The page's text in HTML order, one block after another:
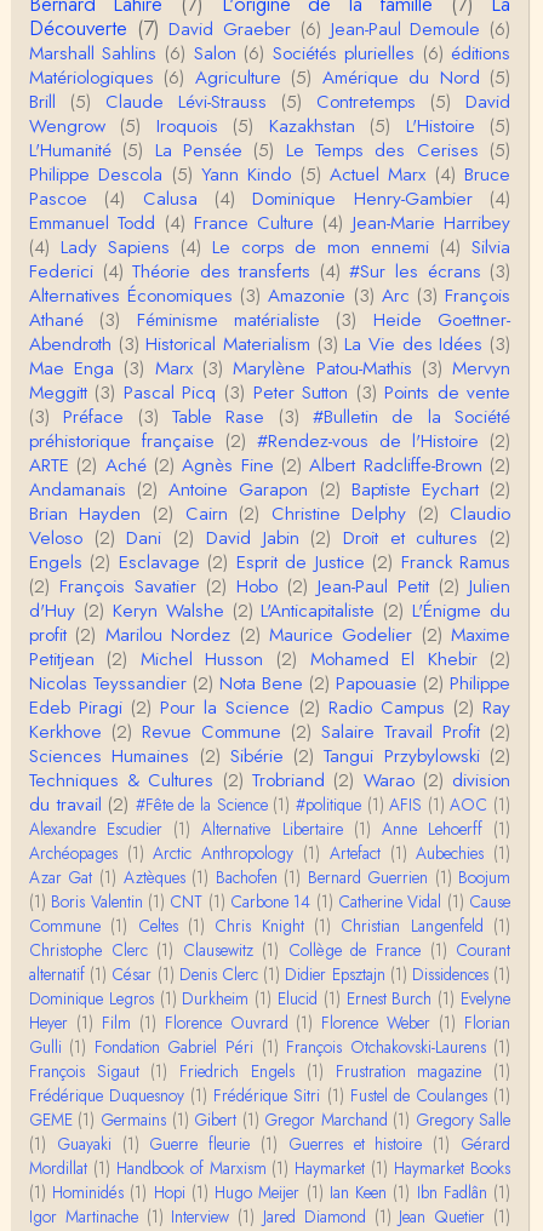
Tout à fait d'accord avec vous et quant à Leacock j
e n'ai lu qu'un de ses ouvrages et il…
Anonymous
Homo sapiens a clairement évolué depuis 300 00
0 ans. Tout d'abord, il y a la différence notable …
Christophe Darmangeat
Cet article apporte de l'eau à mon moulin (si j'ose
dire) en appuyant la réalité des torture…
roland chaudat
IROQUOIS CANNIBALISM: FACT NOT FICTIONTho
mas S. AblerUniversity of WaterlooBien que ce text
e ne comp…
roland chaudat
Merci de relever ma généralisation hâtive en ce qu
i concerne une hypothétique proportion relative e
n…
Christophe Darmangeat
Pour ce qui est des effets de la variole, ils ont en
effet été catastrophiques 'une manière géné…
Roland Chaudat
L'histoire des populations autochtones profite certai
nement de ces reconstitutions dont la visit…
Anonymous
Je viens de regarder une vidéo de Pascal Picq sur
"le blob" à l'instant. Mon premier r…
Yves Le Dantec
En effet, par "hiérarchie" j'entendais surtout ce que
tu entends dans ton second point…
Claude Julien
« Nous n’avons pas cessé, de toute évidence, d’êt
re ‘ethnocentriques’. Mais nous n’en sommes pas m
oi…
Christophe Darmangeat
Encore une fois, l'histoire de la hiérarchie ne me s
emble pas être le bon angle de discussion – …
Christophe Darmangeat
Évidemment, de toute façon c'est toujours de ma f
aute. ;-)
Damian
Merci de ta réponse ! Pour les pénis, c'est de cell
es qu'on écarte, car dans une société pat…
Découverte (7) David Graeber (6) Jean-Paul Demoule (6)
Marshall Sahlins (6) Salon (6) Sociétés plurielles (6) éditions
Matériologiques (6) Agriculture (5) Amérique du Nord (5)
Brill
(5) Claude Lévi-Strauss (5) Contretemps (5)
David
Wengrow (5) Iroquois (5) Kazakhstan (5) L'Histoire
(5)
L'Humanité (5) La Pensée (5) Le Temps des Cerises (5)
Philippe Descola (5) Yann Kindo (5) Actuel Marx (4) Bruce
Pascoe
(4) Calusa (4) Dominique Henry-Gambier
(4)
Emmanuel Todd (4) France Culture (4) Jean-Marie Harribey
(4) Lady Sapiens (4) Le corps de mon ennemi (4) Silvia
Federici (4) Théorie des transferts (4) #Sur les écrans (3)
Alternatives Économiques (3) Amazonie (3) Arc (3) François
Athané
(3) Féminisme matérialiste (3)
Heide Goettner-
Abendroth (3) Historical Materialism (3) La Vie des Idées (3)
Mae Enga (3) Marx (3) Marylène Patou-Mathis (3) Mervyn
Meggitt (3) Pascal Picq (3) Peter Sutton (3) Points de vente
(3) Préface (3) Table Rase (3) #Bulletin de la Société
préhistorique française (2) #Rendez-vous de l'Histoire (2)
ARTE (2) Aché (2) Agnès Fine (2) Albert Radcliffe-Brown (2)
Andamanais (2) Antoine Garapon (2) Baptiste Eychart (2)
Brian Hayden (2) Cairn (2) Christine Delphy (2) Claudio
Veloso (2) Dani (2) David Jabin (2) Droit et cultures (2)
Engels (2) Esclavage (2) Esprit de Justice (2) Franck Ramus
(2) François Savatier (2) Hobo (2) Jean-Paul Petit (2) Julien
d'Huy (2) Keryn Walshe (2) L'Anticapitaliste (2) L'Énigme du
profit (2) Marilou Nordez (2) Maurice Godelier (2) Maxime
Petitjean (2) Michel Husson (2) Mohamed El Khebir (2)
Nicolas Teyssandier (2) Nota Bene (2) Papouasie (2) Philippe
Edeb Piragi (2) Pour la Science (2) Radio Campus (2) Ray
Kerkhove (2) Revue Commune (2) Salaire Travail Profit (2)
Sciences Humaines (2) Sibérie (2) Tangui Przybylowski (2)
Techniques & Cultures (2) Trobriand (2) Warao (2) division
du travail (2) #Fête de la Science (1) #politique (1) AFIS (1) AOC (1)
Alexandre Escudier (1) Alternative Libertaire (1) Anne Lehoerff (1)
Archéopages (1) Arctic Anthropology (1) Artefact (1) Aubechies (1)
Azar Gat (1) Aztèques (1) Bachofen (1) Bernard Guerrien (1) Boojum
(1) Boris Valentin (1) CNT (1) Carbone 14 (1) Catherine Vidal (1) Cause
Commune (1) Celtes (1) Chris Knight (1) Christian Langenfeld (1)
Christophe Clerc (1) Clausewitz (1) Collège de France (1) Courant
alternatif (1) César (1) Denis Clerc (1) Didier Epsztajn (1) Dissidences (1)
Dominique Legros (1) Durkheim (1) Elucid (1) Ernest Burch (1) Evelyne
Heyer (1) Film (1) Florence Ouvrard (1) Florence Weber (1) Florian
Gulli (1) Fondation Gabriel Péri (1) François Otchakovski-Laurens (1)
François Sigaut (1) Friedrich Engels (1) Frustration magazine (1)
Frédérique Duquesnoy (1) Frédérique Sitri (1) Fustel de Coulanges (1)
GEME (1) Germains (1) Gibert (1) Gregor Marchand (1) Gregory Salle
(1) Guayaki (1) Guerre fleurie (1) Guerres et histoire (1) Gérard
Mordillat (1) Handbook of Marxism (1) Haymarket (1) Haymarket Books
(1) Hominidés (1) Hopi (1) Hugo Meijer (1) Ian Keen (1) Ibn Fadlân (1)
Igor Martinache (1) Interview (1) Jared Diamond (1) Jean Quetier (1)